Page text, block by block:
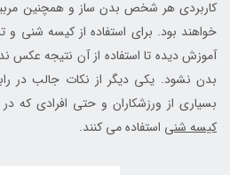
کاربردی هر شخص بدن ساز و همچنین
خواهند بود. برای استفاده از کیسه شنی و
آموزش دیده تا استفاده از آن نتیجه
بدن نشود. یکی دیگر از نکات جالب در
بسیاری از ورزشکاران و حتی افرادی که
کیسه شنی استفاده می کنند.